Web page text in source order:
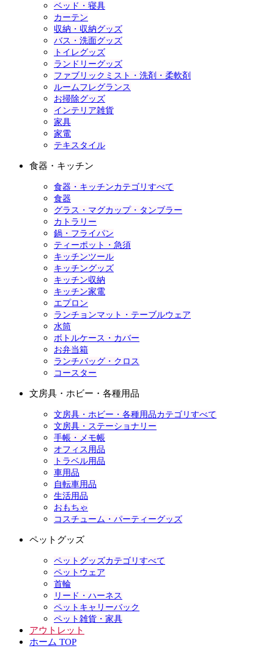
ベッド・寝具
カーテン
収納・収納グッズ
バス・洗面グッズ
トイレグッズ
ランドリーグッズ
ファブリックミスト・洗剤・柔軟剤
ルームフレグランス
お掃除グッズ
インテリア雑貨
家具
家電
テキスタイル
食器・キッチン
食器・キッチンカテゴリすべて
食器
グラス・マグカップ・タンブラー
カトラリー
鍋・フライパン
ティーポット・急須
キッチンツール
キッチングッズ
キッチン収納
キッチン家電
エプロン
ランチョンマット・テーブルウェア
水筒
ボトルケース・カバー
お弁当箱
ランチバッグ・クロス
コースター
文房具・ホビー・各種用品
文房具・ホビー・各種用品カテゴリすべて
文房具・ステーショナリー
手帳・メモ帳
オフィス用品
トラベル用品
車用品
自転車用品
生活用品
おもちゃ
コスチューム・パーティーグッズ
ペットグッズ
ペットグッズカテゴリすべて
ペットウェア
首輪
リード・ハーネス
ペットキャリーバック
ペット雑貨・家具
アウトレット
ホーム TOP